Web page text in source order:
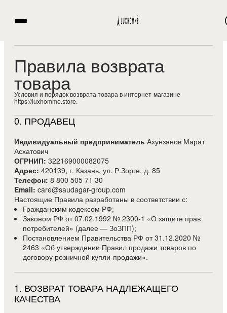
Правила возврата
товара
Условия и порядок возврата товара в интернет-магазине
https://luxhomme.store.
0. ПРОДАВЕЦ
Индивидуальный предприниматель Ахунзянов Марат
Асхатович
ОГРНИП: 322169000082075
Адрес: 420139, г. Казань, ул. Р.Зорге, д. 85
Телефон: 8 800 505 71 30
Email: care@saudagar-group.com
Настоящие Правила разработаны в соответствии с:
Гражданским кодексом РФ;
Законом РФ от 07.02.1992 № 2300-1 «О защите прав
потребителей» (далее — ЗоЗПП);
Постановлением Правительства РФ от 31.12.2020 №
2463 «Об утверждении Правил продажи товаров по
договору розничной купли-продажи».
1. ВОЗВРАТ ТОВАРА НАДЛЕЖАЩЕГО
КАЧЕСТВА